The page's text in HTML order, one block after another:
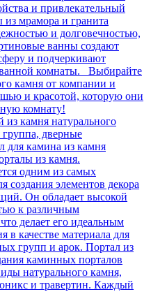
и привлекательный
мрамора и гранита
и долговечностью,
ванны создают
и подчеркивают
ванной комнаты. Выбирайте
камня от компании и
и красотой, которую они
комнату!
камня натурального
дверные
для камина из камня
из камня.
одним из самых
создания элементов декора
Он обладает высокой
к различным
делает его идеальным
в качестве материала для
групп и арок. Портал из
каминных порталов
натурального камня,
и травертин. Каждый